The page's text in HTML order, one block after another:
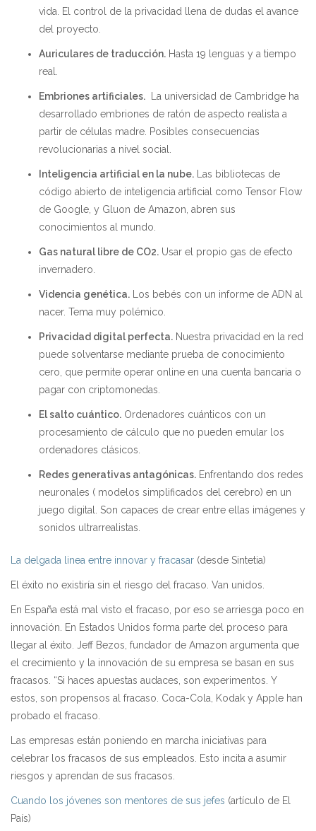
vida. El control de la privacidad llena de dudas el avance
del proyecto.
Auriculares de traducción. Hasta 19 lenguas y a tiempo
real.
Embriones artificiales. La universidad de Cambridge ha
desarrollado embriones de ratón de aspecto realista a
partir de células madre. Posibles consecuencias
revolucionarias a nivel social.
Inteligencia artificial en la nube. Las bibliotecas de
código abierto de inteligencia artificial como Tensor Flow
de Google, y Gluon de Amazon, abren sus
conocimientos al mundo.
Gas natural libre de CO2. Usar el propio gas de efecto
invernadero.
Videncia genética. Los bebés con un informe de ADN al
nacer. Tema muy polémico.
Privacidad digital perfecta. Nuestra privacidad en la red
puede solventarse mediante prueba de conocimiento
cero, que permite operar online en una cuenta bancaria o
pagar con criptomonedas.
El salto cuántico. Ordenadores cuánticos con un
procesamiento de cálculo que no pueden emular los
ordenadores clásicos.
Redes generativas antagónicas. Enfrentando dos redes
neuronales ( modelos simplificados del cerebro) en un
juego digital. Son capaces de crear entre ellas imágenes y
sonidos ultrarrealistas.
La delgada linea entre innovar y fracasar (desde Sintetia)
El éxito no existiría sin el riesgo del fracaso. Van unidos.
En España está mal visto el fracaso, por eso se arriesga poco en
innovación. En Estados Unidos forma parte del proceso para
llegar al éxito. Jeff Bezos, fundador de Amazon argumenta que
el crecimiento y la innovación de su empresa se basan en sus
fracasos. “Si haces apuestas audaces, son experimentos. Y
estos, son propensos al fracaso. Coca-Cola, Kodak y Apple han
probado el fracaso.
Las empresas están poniendo en marcha iniciativas para
celebrar los fracasos de sus empleados. Esto incita a asumir
riesgos y aprendan de sus fracasos.
Cuando los jóvenes son mentores de sus jefes (artículo de El
País)